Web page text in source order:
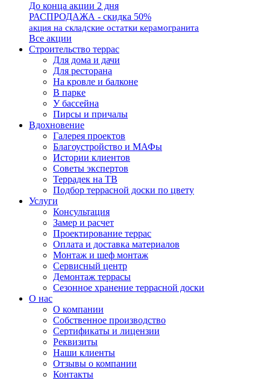
До конца акции 2 дня
РАСПРОДАЖА - скидка 50%
акция на складские остатки керамогранита
Все акции
Строительство террас
Для дома и дачи
Для ресторана
На кровле и балконе
В парке
У бассейна
Пирсы и причалы
Вдохновение
Галерея проектов
Благоустройство и МАФы
Истории клиентов
Советы экспертов
Террадек на ТВ
Подбор террасной доски по цвету
Услуги
Консультация
Замер и расчет
Проектирование террас
Оплата и доставка материалов
Монтаж и шеф монтаж
Сервисный центр
Демонтаж террасы
Сезонное хранение террасной доски
О нас
О компании
Собственное производство
Сертификаты и лицензии
Реквизиты
Наши клиенты
Отзывы о компании
Контакты